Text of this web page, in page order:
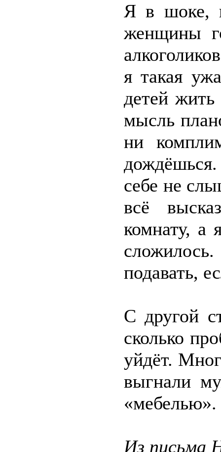
Я в шоке,
женщины
я такая
детей
мысль
ни
себе не
всё
комнату, а
подавать,
С другой
сколько
уйдёт.
выгнали
«мебелью».
Из письма